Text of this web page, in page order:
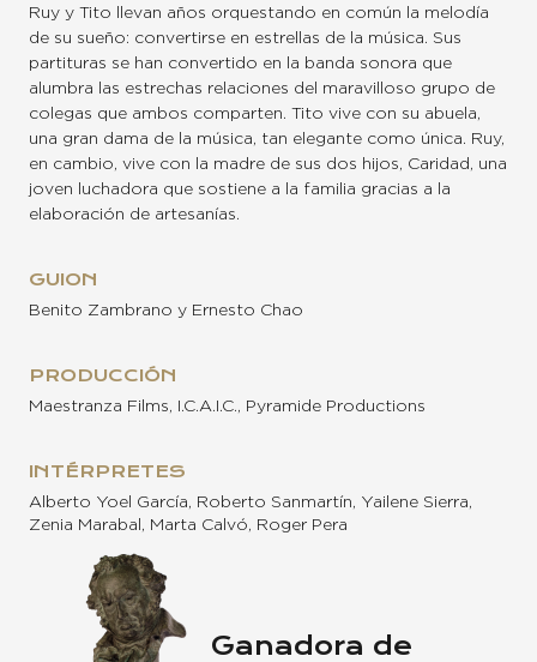
Ruy y Tito llevan años orquestando en común la melodía
de su sueño: convertirse en estrellas de la música. Sus
partituras se han convertido en la banda sonora que
alumbra las estrechas relaciones del maravilloso grupo de
colegas que ambos comparten. Tito vive con su abuela,
una gran dama de la música, tan elegante como única. Ruy,
en cambio, vive con la madre de sus dos hijos, Caridad, una
joven luchadora que sostiene a la familia gracias a la
elaboración de artesanías.
GUION
Benito Zambrano y Ernesto Chao
PRODUCCIÓN
Maestranza Films, I.C.A.I.C., Pyramide Productions
INTÉRPRETES
Alberto Yoel García, Roberto Sanmartín, Yailene Sierra,
Zenia Marabal, Marta Calvó, Roger Pera
Ganadora de